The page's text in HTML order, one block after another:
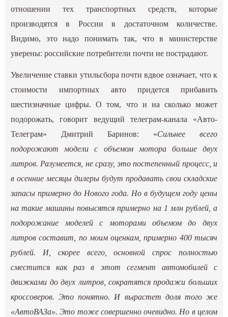
отношении тех транспортных средств, которые
производятся в России в достаточном количестве.
Видимо, это надо понимать так, что в министерстве
уверены: российские потребители почти не пострадают.
Увеличение ставки утильсбора почти вдвое означает, что к
стоимости импортных авто придется прибавить
шестизначные цифры. О том, что и на сколько может
подорожать, говорит ведущий телеграм-канала «Авто-
Телеграм» Дмитрий Баринов: «Сильнее всего
подорожают модели с объемом мотора больше двух
литров. Разумеется, не сразу, это постепенный процесс, и
в осенние месяцы дилеры будут продавать свои складские
запасы примерно до Нового года. Но в будущем году цены
на такие машины повысятся примерно на 1 млн рублей, а
подорожание моделей с моторами объемом до двух
литров составит, по моим оценкам, примерно 400 тысяч
рублей. И, скорее всего, основной спрос полностью
сместится как раз в этот сегмент автомобилей с
движками до двух литров, сократятся продажи больших
кроссоверов. Это понятно. И вырастет доля того же
«АвтоВАЗа». Это тоже совершенно очевидно. Но в целом